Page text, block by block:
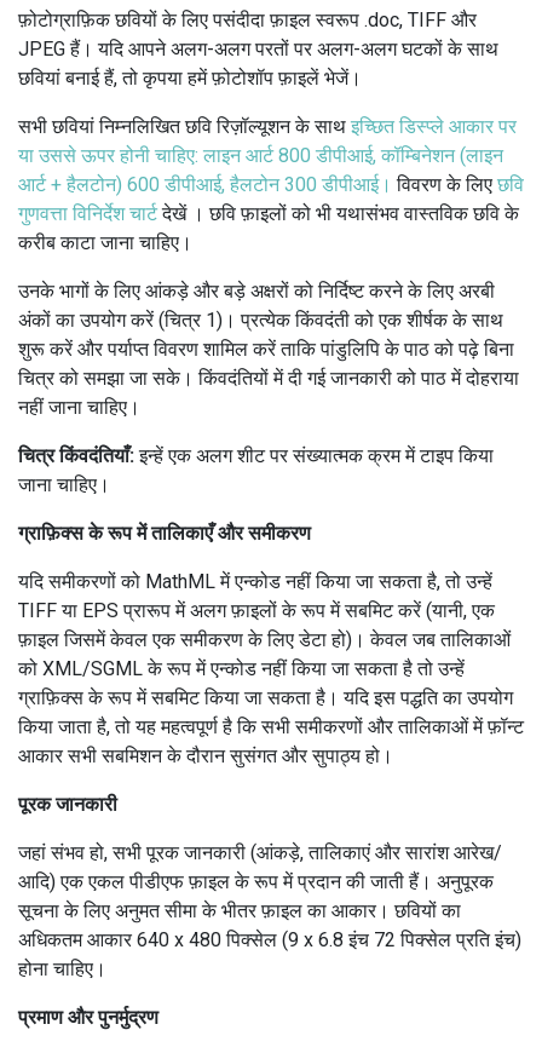
फ़ोटोग्राफ़िक छवियों के लिए पसंदीदा फ़ाइल स्वरूप .doc, TIFF और
JPEG हैं।यदि आपने अलग-अलग परतों पर अलग-अलग घटकों के साथ
छवियां बनाई हैं, तो कृपया हमें फ़ोटोशॉप फ़ाइलें भेजें।
सभी छवियांनिम्नलिखित छवि रिज़ॉल्यूशन के साथ इच्छित डिस्प्ले आकार पर
या उससे ऊपर होनी चाहिए: लाइन आर्ट 800 डीपीआई, कॉम्बिनेशन (लाइन
आर्ट + हैलटोन) 600 डीपीआई, हैलटोन 300 डीपीआई।विवरण के लिए छवि
गुणवत्ता विनिर्देश चार्टदेखें ।छवि फ़ाइलों को भी यथासंभव वास्तविक छवि के
करीब काटा जाना चाहिए।
उनके भागों के लिए आंकड़े और बड़े अक्षरों को निर्दिष्ट करने के लिए अरबी
अंकों का उपयोग करें (चित्र 1)।प्रत्येक किंवदंती को एक शीर्षक के साथ
शुरू करें और पर्याप्त विवरण शामिल करें ताकि पांडुलिपि के पाठ को पढ़े बिना
चित्र को समझा जा सके।किंवदंतियों में दी गई जानकारी को पाठ में दोहराया
नहीं जाना चाहिए।
चित्र किंवदंतियाँ:इन्हें एक अलग शीट पर संख्यात्मक क्रम में टाइप किया
जाना चाहिए।
ग्राफ़िक्स के रूप में तालिकाएँ और समीकरण
यदि समीकरणों को MathML में एन्कोड नहीं किया जा सकता है, तो उन्हें
TIFF या EPS प्रारूप में अलग फ़ाइलों के रूप में सबमिट करें (यानी, एक
फ़ाइल जिसमें केवल एक समीकरण के लिए डेटा हो)।केवल जब तालिकाओं
को XML/SGML के रूप में एन्कोड नहीं किया जा सकता है तो उन्हें
ग्राफ़िक्स के रूप में सबमिट किया जा सकता है।यदि इस पद्धति का उपयोग
किया जाता है, तो यह महत्वपूर्ण है कि सभी समीकरणों और तालिकाओं में फ़ॉन्ट
आकार सभी सबमिशन के दौरान सुसंगत और सुपाठ्य हो।
पूरक जानकारी
जहां संभव हो, सभी पूरक जानकारी (आंकड़े, तालिकाएं और सारांश आरेख/
आदि) एक एकल पीडीएफ फ़ाइल के रूप में प्रदान की जाती हैं। अनुपूरक
सूचना के लिए अनुमत सीमा के भीतर फ़ाइल का आकार।छवियों का
अधिकतम आकार 640 x 480 पिक्सेल (9 x 6.8 इंच 72 पिक्सेल प्रति इंच)
होना चाहिए।
प्रमाण और पुनर्मुद्रण